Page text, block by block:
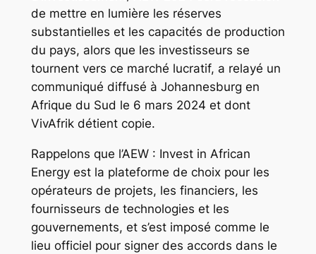
de mettre en lumière les réserves
substantielles et les capacités de production
du pays, alors que les investisseurs se
tournent vers ce marché lucratif, a relayé un
communiqué diffusé à Johannesburg en
Afrique du Sud le 6 mars 2024 et dont
VivAfrik détient copie.
Rappelons que l’AEW : Invest in African
Energy est la plateforme de choix pour les
opérateurs de projets, les financiers, les
fournisseurs de technologies et les
gouvernements, et s’est imposé comme le
lieu officiel pour signer des accords dans le